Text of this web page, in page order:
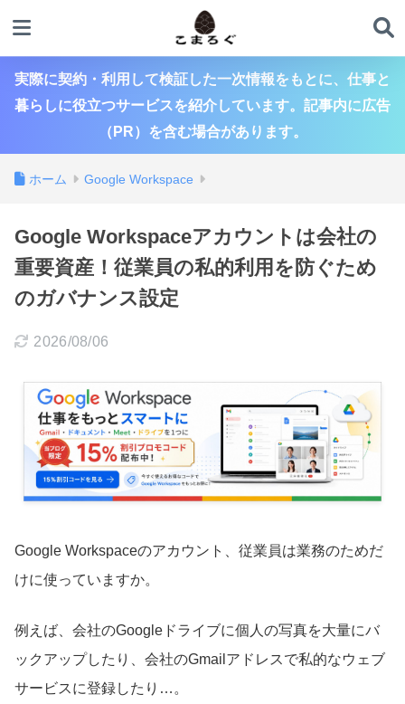
実際に契約・利用して検証した一次情報をもとに、仕事と
暮らしに役立つサービスを紹介しています。記事内に広告
（PR）を含む場合があります。
ホーム Google Workspace
Google Workspaceアカウントは会社の
重要資産！従業員の私的利用を防ぐため
のガバナンス設定
2026/08/06
Google Workspaceのアカウント、従業員は業務のためだ
けに使っていますか。
例えば、会社のGoogleドライブに個人の写真を大量にバ
ックアップしたり、会社のGmailアドレスで私的なウェブ
サービスに登録したり…。